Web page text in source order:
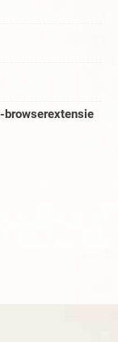
browserextensie